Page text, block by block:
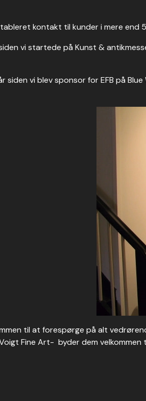
kontakt til kunder i mere
vi startede på Kunst &
siden vi blev sponsor for EFB på
til at forespørge på alt
-Voigt Fine Art- byder dem